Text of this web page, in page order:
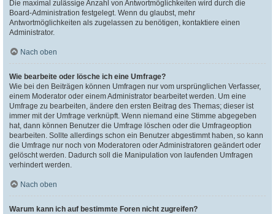
Die maximal zulässige Anzahl von Antwortmöglichkeiten wird durch die
Board-Administration festgelegt. Wenn du glaubst, mehr
Antwortmöglichkeiten als zugelassen zu benötigen, kontaktiere einen
Administrator.
Nach oben
Wie bearbeite oder lösche ich eine Umfrage?
Wie bei den Beiträgen können Umfragen nur vom ursprünglichen Verfasser,
einem Moderator oder einem Administrator bearbeitet werden. Um eine
Umfrage zu bearbeiten, ändere den ersten Beitrag des Themas; dieser ist
immer mit der Umfrage verknüpft. Wenn niemand eine Stimme abgegeben
hat, dann können Benutzer die Umfrage löschen oder die Umfrageoption
bearbeiten. Sollte allerdings schon ein Benutzer abgestimmt haben, so kann
die Umfrage nur noch von Moderatoren oder Administratoren geändert oder
gelöscht werden. Dadurch soll die Manipulation von laufenden Umfragen
verhindert werden.
Nach oben
Warum kann ich auf bestimmte Foren nicht zugreifen?